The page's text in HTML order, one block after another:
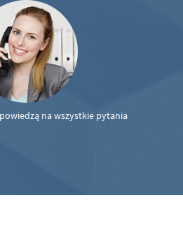
na wszystkie pytania